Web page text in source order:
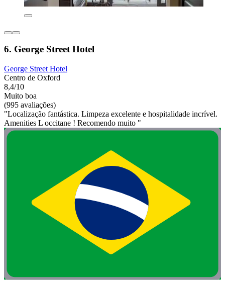
6. George Street Hotel
George Street Hotel
Centro de Oxford
8,4/10
Muito boa
(995 avaliações)
"Localização fantástica. Limpeza excelente e hospitalidade incrível.
Amenities L occitane ! Recomendo muito "